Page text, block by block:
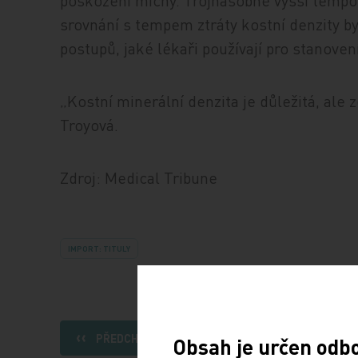
srovnání s tempem ztráty kostní denzity
postupů, jaké lékaři používají pro
„Kostní minerální denzita je důležitá, ale
Troyová.
Zdroj: Medical Tribune
IMPORT: TITULY
PŘEDCHOZÍ ČLÁNEKObsah je určen